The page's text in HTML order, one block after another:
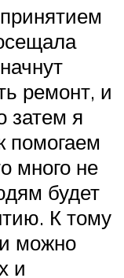
ремонт, и
затем я
помогаем
много не
будет
К тому
можно
и